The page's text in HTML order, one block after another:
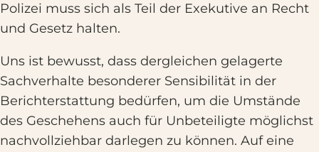
Polizei muss sich als Teil der Exekutive an Recht
und Gesetz halten.
Uns ist bewusst, dass dergleichen gelagerte
Sachverhalte besonderer Sensibilität in der
Berichterstattung bedürfen, um die Umstände
des Geschehens auch für Unbeteiligte möglichst
nachvollziehbar darlegen zu können. Auf eine